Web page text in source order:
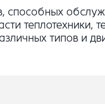
способных
типов и